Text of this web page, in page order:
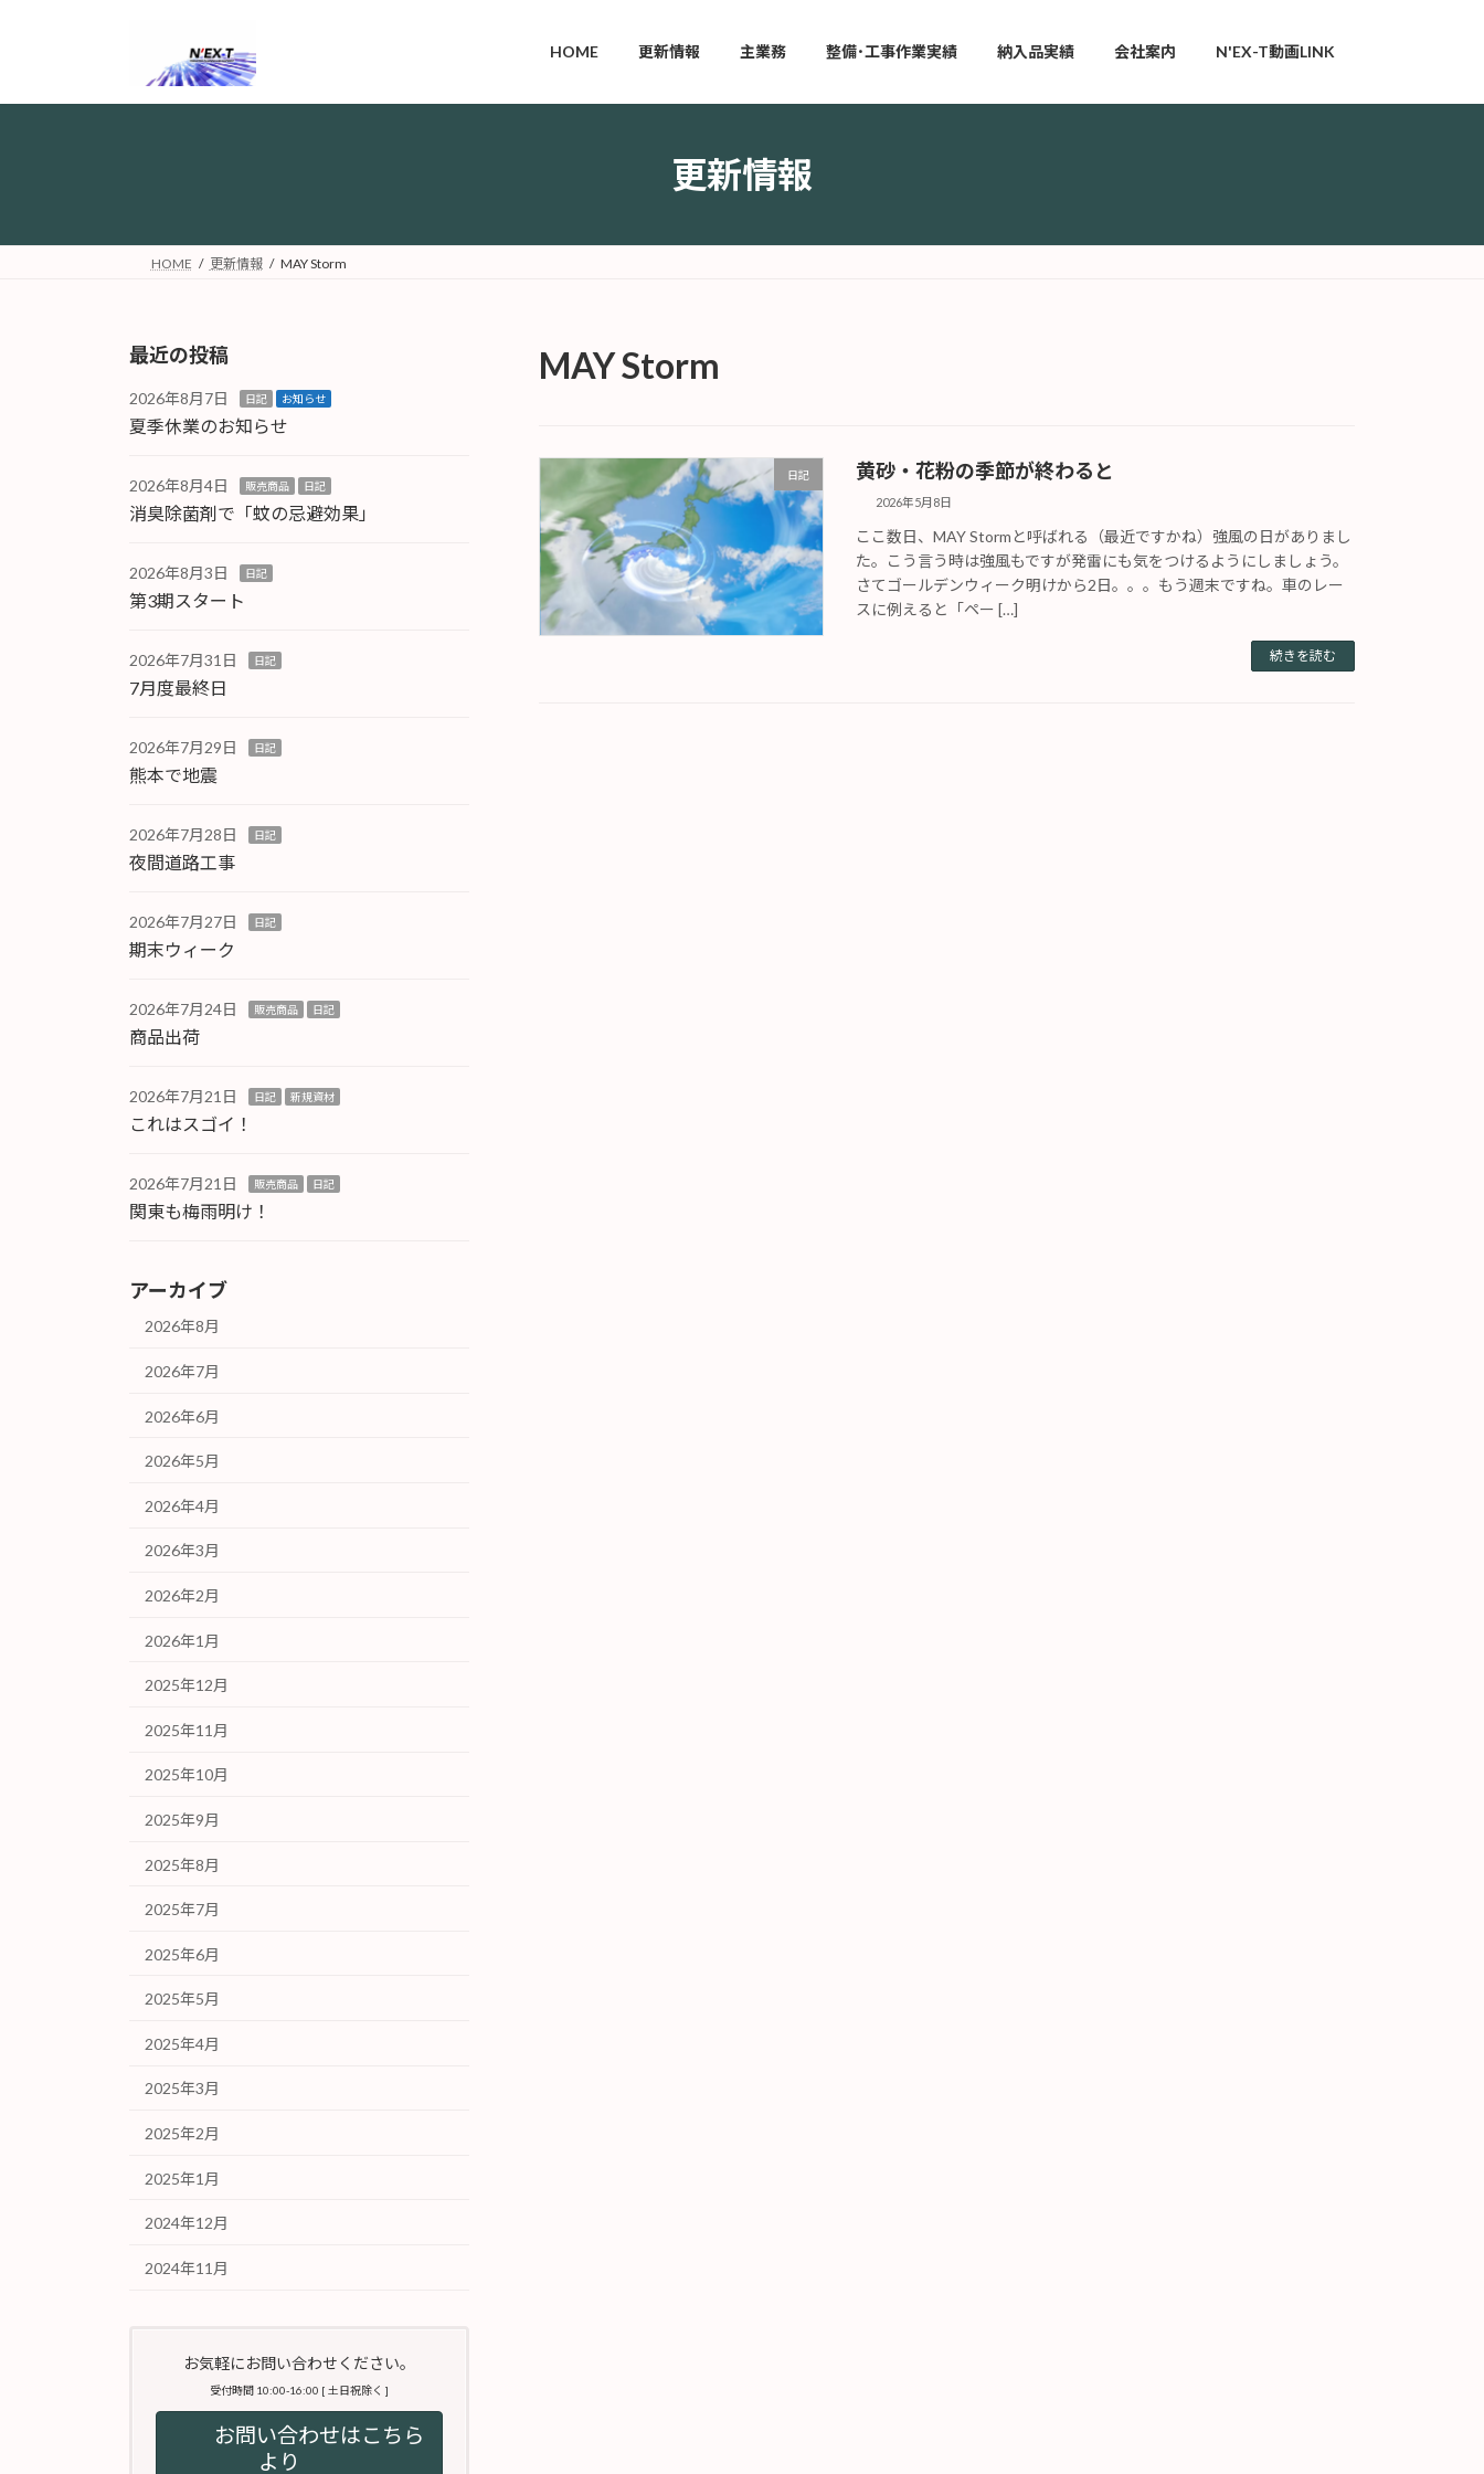
プ
動
HOME 更新情報 主業務 整備･工事作業実績 納入品実績 会社案内 N'EX-T動画LINK
更新情報
HOME 更新情報 MAY Storm
MAY Storm
日記 黄砂・花粉の季節が終わると
2026年5月8日
ここ数日、MAY Stormと呼ばれる（最近ですかね）強風の日がありまし
た。こう言う時は強風もですが発雷にも気をつけるようにしましょう。
さてゴールデンウィーク明けから2日。。。もう週末ですね。車のレー
スに例えると「ペー […]
続きを読む
最近の投稿
2026年8月7日 日記 お知らせ
夏季休業のお知らせ
2026年8月4日 販売商品 日記
消臭除菌剤で「蚊の忌避効果」
2026年8月3日 日記
第3期スタート
2026年7月31日 日記
7月度最終日
2026年7月29日 日記
熊本で地震
2026年7月28日 日記
夜間道路工事
2026年7月27日 日記
期末ウィーク
2026年7月24日 販売商品 日記
商品出荷
2026年7月21日 日記 新規資材
これはスゴイ！
2026年7月21日 販売商品 日記
関東も梅雨明け！
アーカイブ
2026年8月
2026年7月
2026年6月
2026年5月
2026年4月
2026年3月
2026年2月
2026年1月
2025年12月
2025年11月
2025年10月
2025年9月
2025年8月
2025年7月
2025年6月
2025年5月
2025年4月
2025年3月
2025年2月
2025年1月
2024年12月
2024年11月
お気軽にお問い合わせください。
受付時間 10:00-16:00 [ 土日祝除く ]
お問い合わせはこちら
より